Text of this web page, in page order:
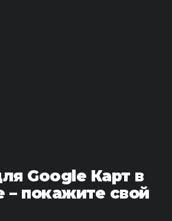
Google Карт в
– покажите свой